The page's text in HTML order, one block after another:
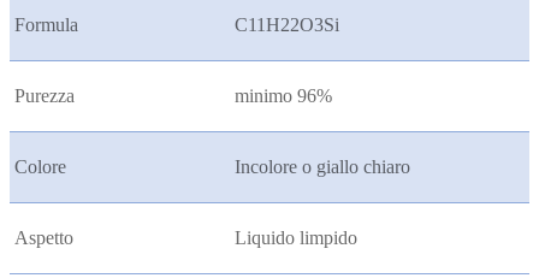
Formula C11H22O3Si
Purezza minimo 96%
Colore Incolore o giallo chiaro
Aspetto Liquido limpido